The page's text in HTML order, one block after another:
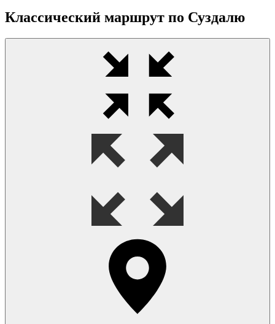
Классический маршрут по Суздалю